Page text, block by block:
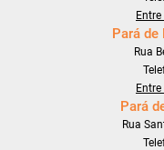
Pará
Rua
Pará
Rua